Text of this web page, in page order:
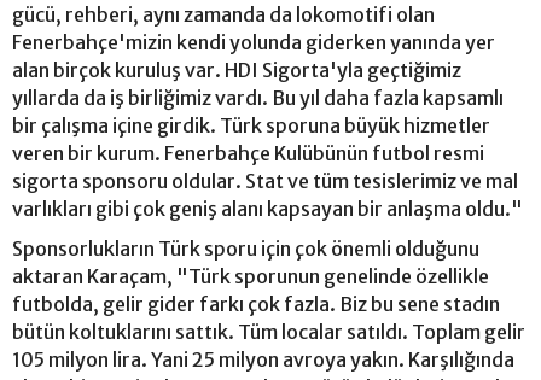
gücü, rehberi, aynı zamanda da lokomotifi olan
Fenerbahçe'mizin kendi yolunda giderken yanında yer
alan birçok kuruluş var. HDI Sigorta'yla geçtiğimiz
yıllarda da iş birliğimiz vardı. Bu yıl daha fazla kapsamlı
bir çalışma içine girdik. Türk sporuna büyük hizmetler
veren bir kurum. Fenerbahçe Kulübünün futbol resmi
sigorta sponsoru oldular. Stat ve tüm tesislerimiz ve mal
varlıkları gibi çok geniş alanı kapsayan bir anlaşma oldu."
Sponsorlukların Türk sporu için çok önemli olduğunu
aktaran Karaçam, "Türk sporunun genelinde özellikle
futbolda, gelir gider farkı çok fazla. Biz bu sene stadın
bütün koltuklarını sattık. Tüm localar satıldı. Toplam gelir
105 milyon lira. Yani 25 milyon avroya yakın. Karşılığında